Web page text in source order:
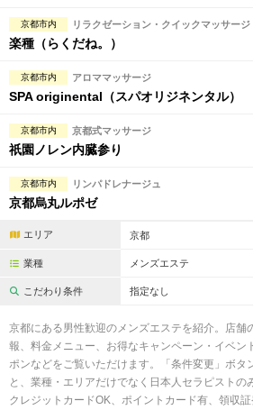
京都市内 リラクゼーション・クイックマッサージ
楽種（らくだね。）
京都市内 アロママッサージ
SPA originental（スパオリジネンタル）
京都市内 京都式マッサージ
祇園ノレン内臓参り
京都市内 リンパドレナージュ
京都烏丸ルポゼ
エリア 京都
業種 メンズエステ
こだわり条件 指定なし
京都にある男性歓迎のメンズエステを紹介。店舗
報、料金メニュー、お得なキャンペーン・イベン
ポンなどをご覧いただけます。「条件変更」ボタ
と、業種・エリアだけでなく日本人セラピストの
クレジットカードOK、ポイントカード有、領収